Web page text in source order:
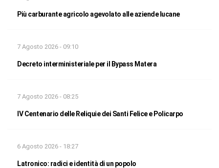
Più carburante agricolo agevolato alle aziende lucane
7 Agosto 2026 - 09:10
Decreto interministeriale per il Bypass Matera
7 Agosto 2026 - 08:25
IV Centenario delle Reliquie dei Santi Felice e Policarpo
6 Agosto 2026 - 18:27
Latronico: radici e identità di un popolo